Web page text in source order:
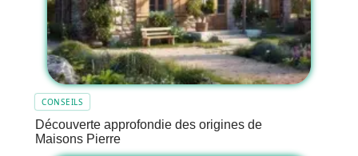
CONSEILS
Découverte approfondie des origines de
Maisons Pierre